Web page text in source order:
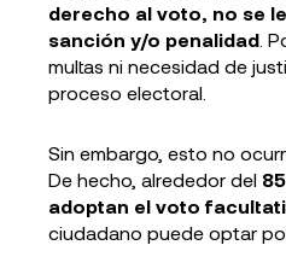
derecho al voto, no se
sanción y/o penalidad .
multas ni necesidad de
proceso electoral.
Sin embargo, esto no
De hecho, alrededor del
adoptan el voto
ciudadano puede optar